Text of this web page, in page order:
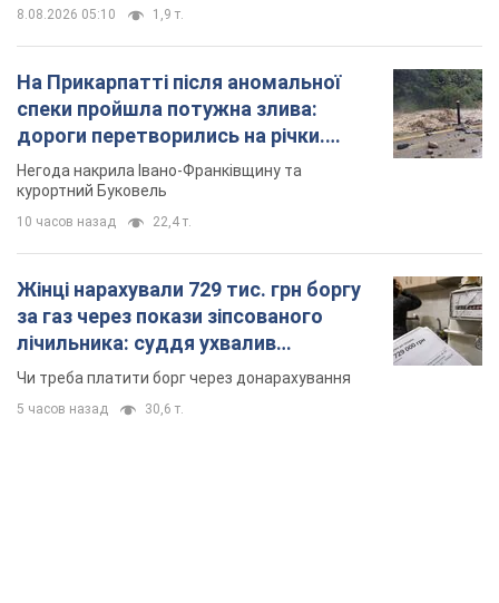
8.08.2026 05:10 1,9 т.
На Прикарпатті після аномальної
спеки пройшла потужна злива:
дороги перетворились на річки.
Відео
Негода накрила Івано-Франківщину та
курортний Буковель
10 часов назад 22,4 т.
Жінці нарахували 729 тис. грн боргу
за газ через покази зіпсованого
лічильника: суддя ухвалив
неочікуване рішення
Чи треба платити борг через донарахування
5 часов назад 30,6 т.